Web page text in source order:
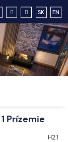
SK EN
Prízemie
H2.1